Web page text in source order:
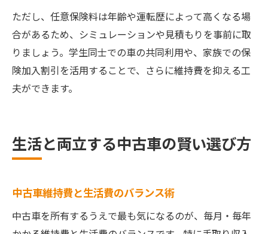
ただし、任意保険料は年齢や運転歴によって高くなる場
合があるため、シミュレーションや見積もりを事前に取
りましょう。学生同士での車の共同利用や、家族での保
険加入割引を活用することで、さらに維持費を抑える工
夫ができます。
生活と両立する中古車の賢い選び方
中古車維持費と生活費のバランス術
中古車を所有するうえで最も気になるのが、毎月・毎年